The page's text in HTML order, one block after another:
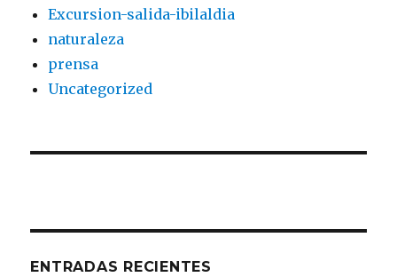
Excursion-salida-ibilaldia
naturaleza
prensa
Uncategorized
ENTRADAS RECIENTES